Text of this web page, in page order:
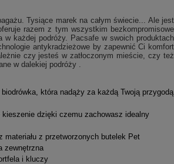
Tysiące marek na całym świecie... Ale jest
razem z tym wszystkim bezkompromisowe
w każdej podróży. Pacsafe w swoich produktach
antykradzieżowe by zapewnić Ci komfort
czy jesteś w zatłoczonym mieście, czy też
w dalekiej podróży .
która nadąży za każdą Twoją przygodą
kieszenie dzięki czemu zachowasz idealny
materiału z przetworzonych butelek Pet
zewnętrzna
i kluczy